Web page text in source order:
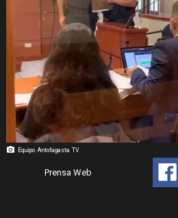
Equipo Antofagasta TV
Prensa Web